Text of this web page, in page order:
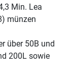
Min. Lea
münzen
über 50B und
200L sowie